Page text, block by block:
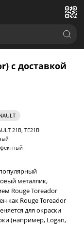
с доставкой
21B, TE21B
металлик,
Rouge Toreador
как Rouge Toreador
для окраски
(например, Logan,